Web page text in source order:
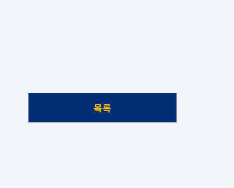
목록